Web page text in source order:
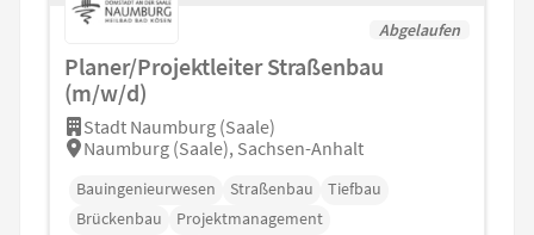
Abgelaufen
Planer/Projektleiter Straßenbau
(m/w/d)
Stadt Naumburg (Saale)
Naumburg (Saale), Sachsen-Anhalt
Bauingenieurwesen Straßenbau
Tiefbau
Brückenbau
Projektmanagement